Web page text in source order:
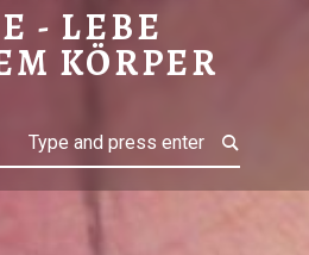
- LEBE
KÖRPER